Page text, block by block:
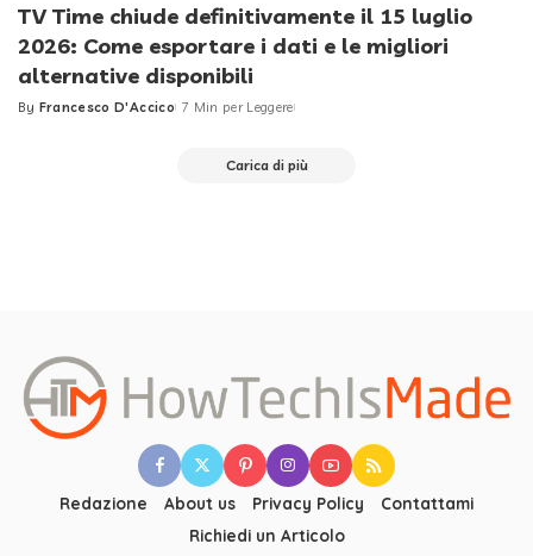
TV Time chiude definitivamente il 15 luglio
2026: Come esportare i dati e le migliori
alternative disponibili
Posted
By Francesco D'Accico 7 Min per Leggere
Carica di più
Redazione About us Privacy Policy
Contattami
Richiedi un Articolo